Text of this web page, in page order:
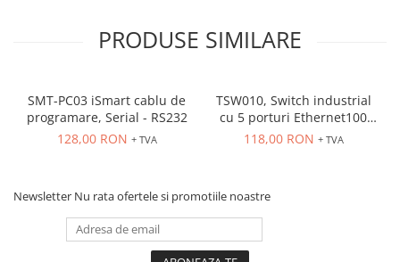
Bariere optice de protectie
MINI-PS
Modul Buffer
QUINT-PS
Seria Chrome
PRODUSE SIMILARE
SMT-PC03 iSmart cablu de
programare, Serial - RS232
128,00 RON + TVA
TSW010, Switch industrial
cu 5 porturi Ethernet100
Mbps, montaj pe sina
118,00 RON + TVA
Newsletter Nu rata ofertele si promotiile noastre